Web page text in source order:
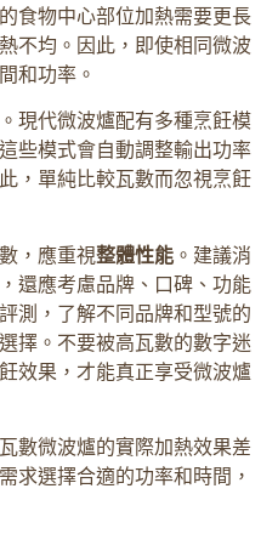
食物中心部位加熱需要更長
不均。因此，即使相同微波
和功率。
現代微波爐配有多種烹飪模
些模式會自動調整輸出功率
，單純比較瓦數而忽視烹飪
，應重視整體性能 。建議消
還應考慮品牌、口碑、功能
測，了解不同品牌和型號的
擇。不要被高瓦數的數字迷
效果，才能真正享受微波爐
數微波爐的實際加熱效果差
求選擇合適的功率和時間，